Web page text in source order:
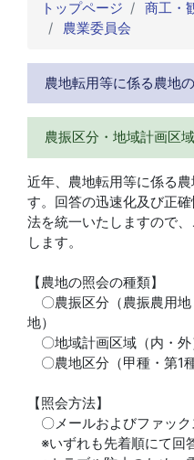
トップページ 商工・
農業委員会
農地転用等に係る農地
農振区分・地域計画区
近年、農地転用等に係る
す。回答の迅速化及び正
法を統一いたしますので
します。
【農地の照会の種類】
〇農振区分（農振農用
地）
〇地域計画区域（内・外
〇農地区分（甲種・第1
【照会方法】
〇メールおよびファック
※いずれも先着順にて回